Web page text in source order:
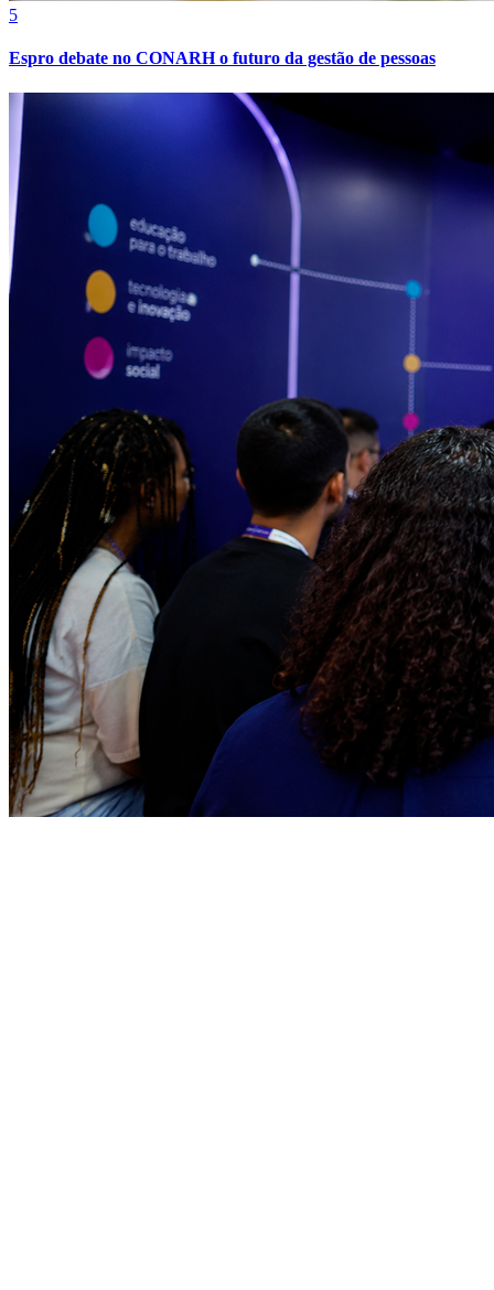
Vitória
Sport
5
Espro debate no CONARH o futuro da gestão de pessoas